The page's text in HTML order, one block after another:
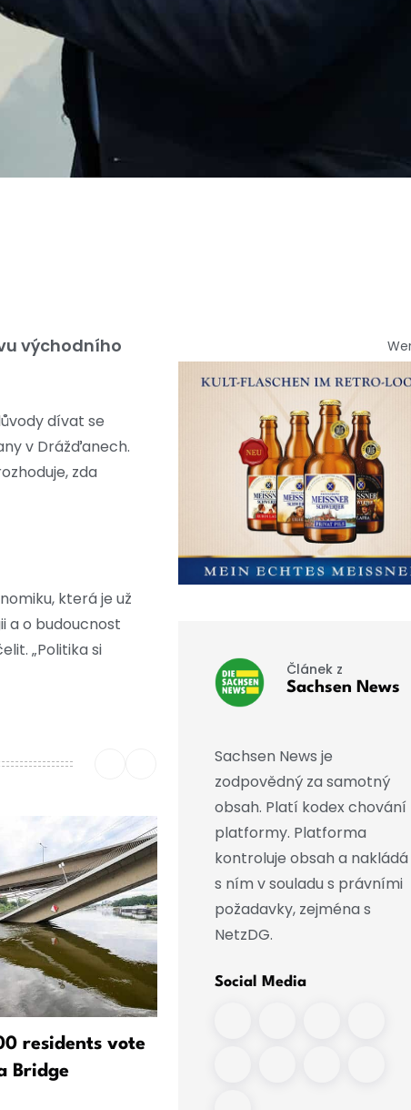
východního
dívat se
v Drážďanech.
zda
která je už
a o budoucnost
„Politika si
residents vote
Bridge
Článek z
Sachsen News
Sachsen News je
zodpovědný za samotný
obsah. Platí kodex chování
platformy. Platforma
kontroluje obsah a nakládá
s ním v souladu s právními
požadavky, zejména s
NetzDG.
Social Media